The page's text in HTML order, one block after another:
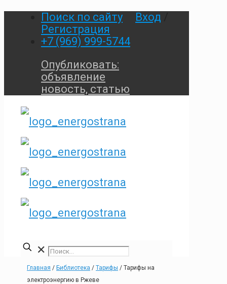
Поиск по сайту Вход
Регистрация
+7 (969) 999-5744
Опубликовать:
объявление
новость, статью
✕
Главная / Библиотека / Тарифы / Тарифы на
электроэнергию в Ржеве